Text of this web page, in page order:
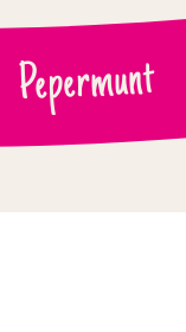
Pepermunt